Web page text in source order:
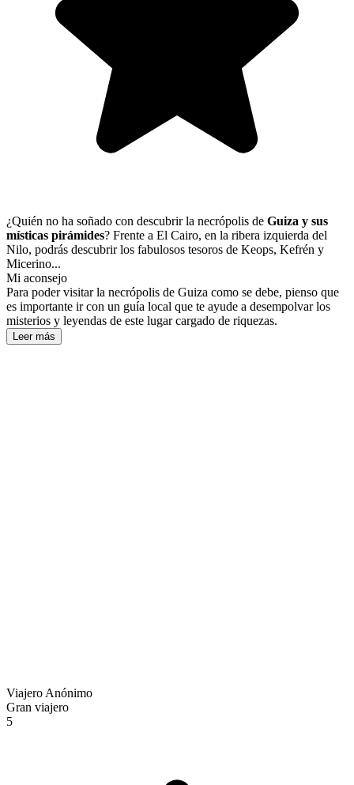
¿Quién no ha soñado con descubrir la necrópolis de Guiza y sus
místicas pirámides? Frente a El Cairo, en la ribera izquierda del
Nilo, podrás descubrir los fabulosos tesoros de Keops, Kefrén y
Micerino...
Mi aconsejo
Para poder visitar la necrópolis de Guiza como se debe, pienso que
es importante ir con un guía local que te ayude a desempolvar los
misterios y leyendas de este lugar cargado de riquezas.
Leer más
Viajero Anónimo
Gran viajero
5